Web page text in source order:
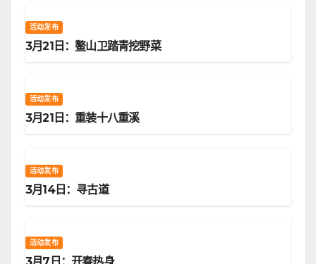
活动发布
3月21日：鳌山卫踏青挖野菜
活动发布
3月21日：重装十八重溪
活动发布
3月14日：寻古道
活动发布